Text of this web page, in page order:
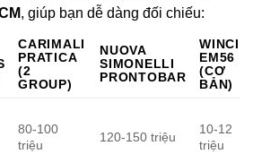
, giúp bạn dễ dàng đối chiếu:
CARIMALI
PRATICA
(2
GROUP)
NUOVA
SIMONELLI
PRONTOBAR
WINCI
EM56
(CƠ
BẢN)
80-100
triệu
120-150 triệu
10-12
triệu